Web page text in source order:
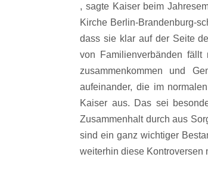
, sagte Kaiser beim
Kirche Berlin-Brandenburg-
dass sie klar auf der Seite
von Familienverbänden
zusammenkommen und
aufeinander, die im
Kaiser aus. Das sei
Zusammenhalt durch aus
sind ein ganz wichtiger
weiterhin diese Kontroversen